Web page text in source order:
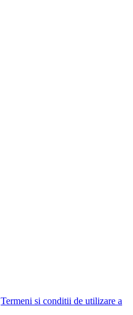
Termeni si conditii de utilizare a